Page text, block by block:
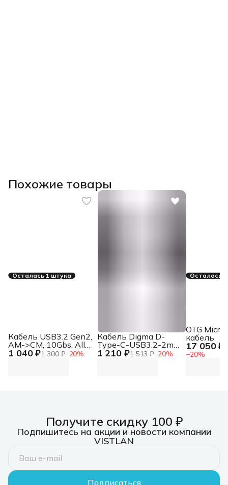
Похожие товары
Осталась 1 штука
1 040 ₽1 300 ₽−20%
Кабель USB3.2 Gen2,
AM->CM, 10Gbs, All
Shell 3м VCOM
1 210 ₽1 513 ₽−20%
Кабель Digma D-
Type-C-USB3.2-2m
D-TYPE-C-USB3.2-
Осталось
17 050 ₽
−20%
OTG Micro
кабель
Получите скидку 100 ₽
Подпишитесь на акции и новости компании
VISTLAN
Подписаться